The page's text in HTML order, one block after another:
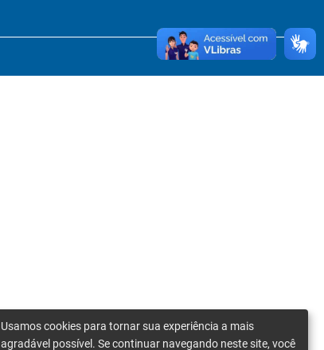
Usamos cookies para tornar sua experiência a mais
agradável possível. Se continuar navegando neste site, você